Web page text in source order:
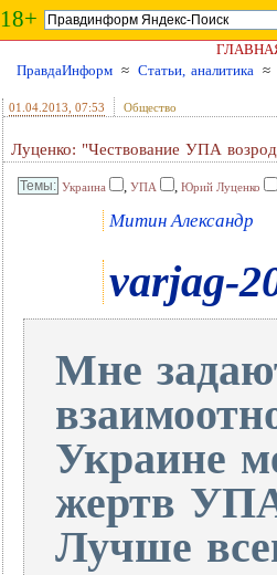
18+
ПравдаИнформ ≈ Статьи, аналитика ≈
01.04.2013 , 07:53 Общество
Луценко: "Чествование УПА
Украина , УПА , Юрий Луценко
Митин Александр
varjag-
Мне
Украине
жертв
Лучше